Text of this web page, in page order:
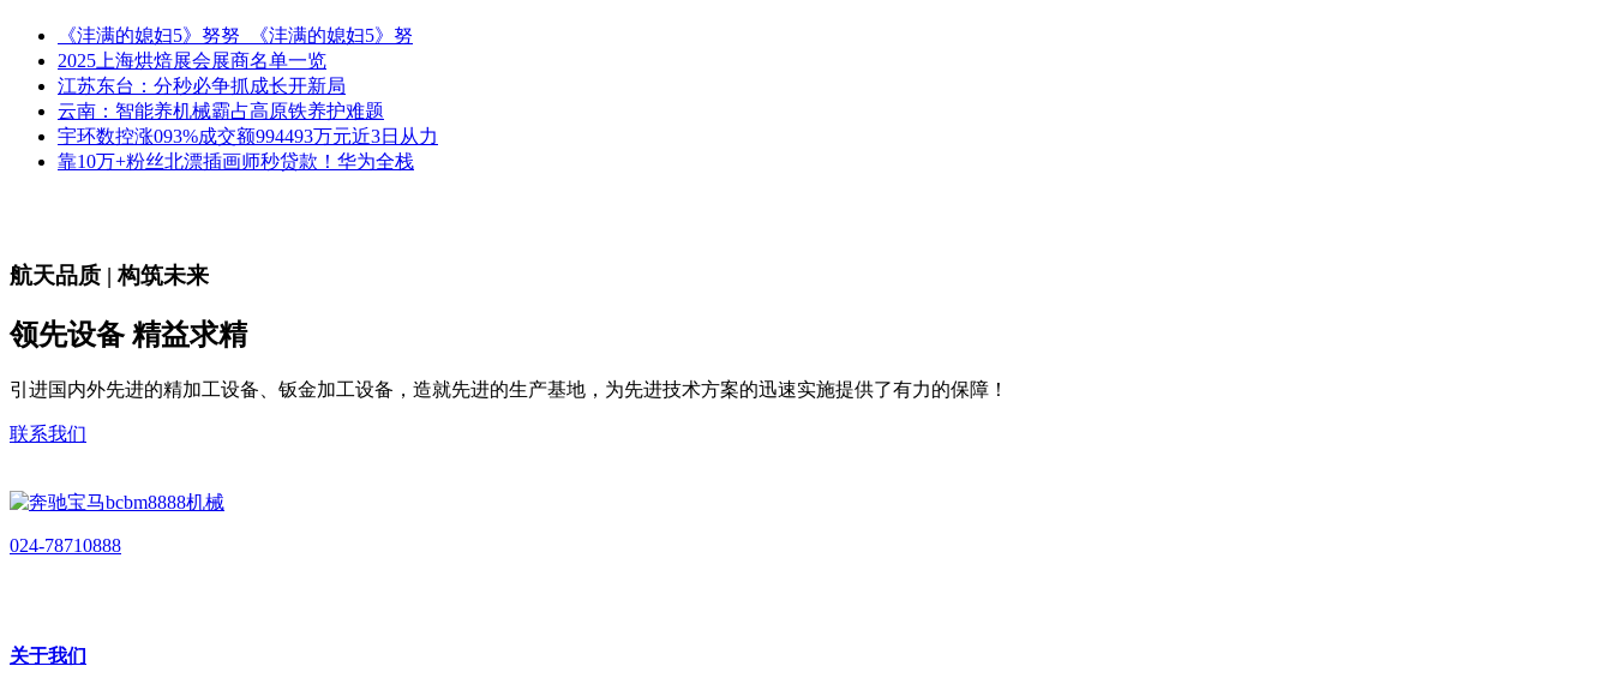
《沣满的媳妇5》努努_《沣满的媳妇5》努
2025上海烘焙展会展商名单一览
江苏东台：分秒必争抓成长开新局
云南：智能养机械霸占高原铁养护难题
宇环数控涨093%成交额994493万元近3日从力
靠10万+粉丝北漂插画师秒贷款！华为全栈
航天品质 | 构筑未来
领先设备 精益求精
引进国内外先进的精加工设备、钣金加工设备，造就先进的生产基地，为先进技术方案的迅速实施提供了有力的保障！
联系我们
024-78710888
关于我们